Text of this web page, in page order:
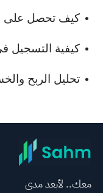
كيف تحصل على
كيفية التسجيل
تحليل الربح
معك.. لأبعد مدى